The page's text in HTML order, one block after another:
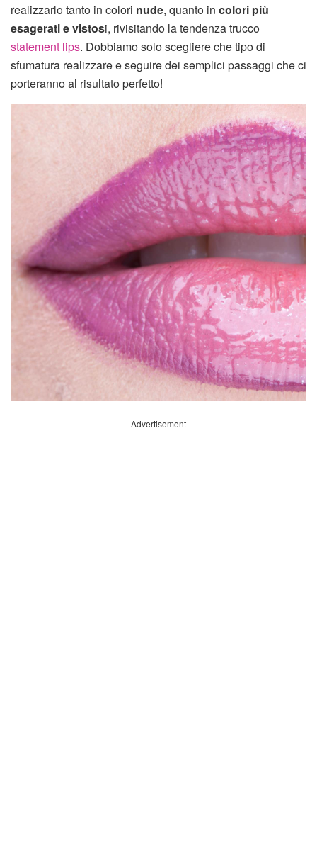
realizzarlo tanto in colori nude, quanto in colori più
esagerati e vistosi, rivisitando la tendenza trucco
statement lips. Dobbiamo solo scegliere che tipo di
sfumatura realizzare e seguire dei semplici passaggi che ci
porteranno al risultato perfetto!
Advertisement